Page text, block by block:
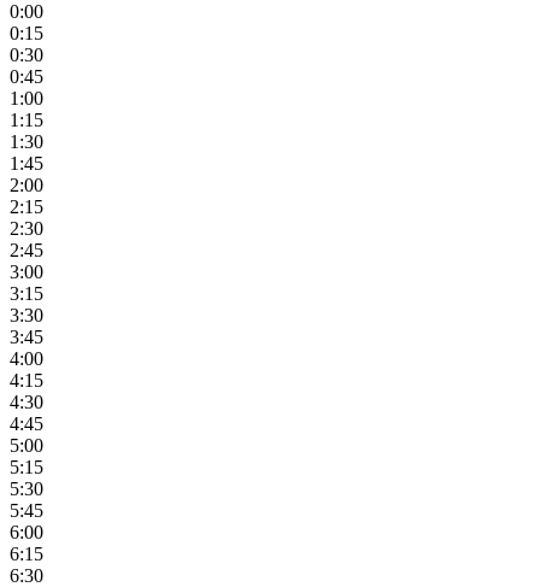
0:00
0:15
0:30
0:45
1:00
1:15
1:30
1:45
2:00
2:15
2:30
2:45
3:00
3:15
3:30
3:45
4:00
4:15
4:30
4:45
5:00
5:15
5:30
5:45
6:00
6:15
6:30